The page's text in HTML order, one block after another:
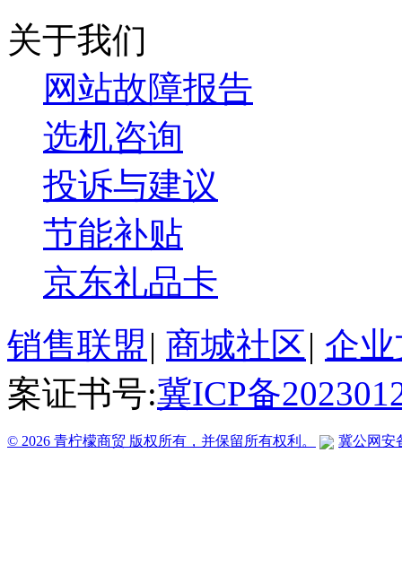
关于我们
网站故障报告
选机咨询
投诉与建议
节能补贴
京东礼品卡
销售联盟 | 商城社区| 企
案证书号:冀ICP备
© 2026 青柠檬商贸 版权所有，并保留所有权利。 冀公网安